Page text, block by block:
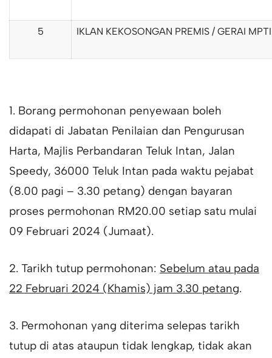
5 IKLAN KEKOSONGAN PREMIS / GERAI MPTI
1. Borang permohonan penyewaan boleh
didapati di Jabatan Penilaian dan Pengurusan
Harta, Majlis Perbandaran Teluk Intan, Jalan
Speedy, 36000 Teluk Intan pada waktu pejabat
(8.00 pagi – 3.30 petang) dengan bayaran
proses permohonan RM20.00 setiap satu mulai
09 Februari 2024 (Jumaat).
2. Tarikh tutup permohonan: Sebelum atau pada
22 Februari 2024 (Khamis) jam 3.30 petang.
3. Permohonan yang diterima selepas tarikh
tutup di atas ataupun tidak lengkap, tidak akan